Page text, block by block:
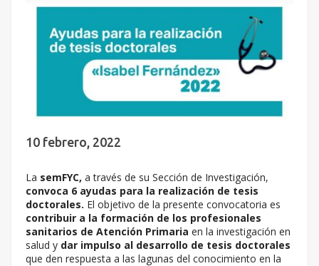
10 febrero, 2022
La semFYC, a través de su Sección de Investigación,
convoca 6 ayudas para la realización de tesis
doctorales. El objetivo de la presente convocatoria es
contribuir a la formación de los profesionales
sanitarios de Atención Primaria en la investigación en
salud y dar impulso al desarrollo de tesis doctorales
que den respuesta a las lagunas del conocimiento en la